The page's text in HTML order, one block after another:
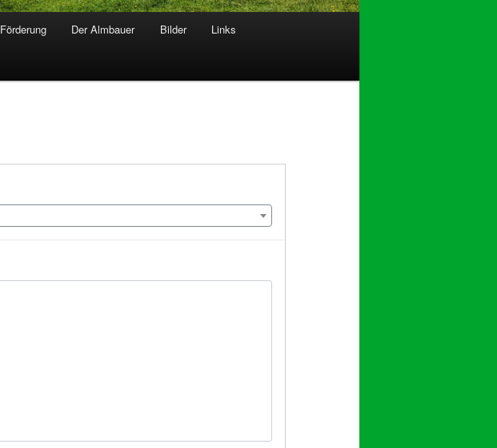
Förderung Der Almbauer Bilder Links